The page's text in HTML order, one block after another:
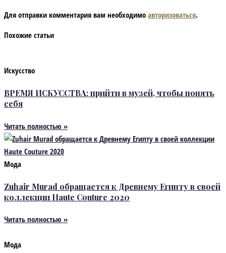
Для отправки комментария вам необходимо авторизоваться.
Похожие статьи
Искусство
ВРЕМЯ ИСКУССТВА: прийти в музей, чтобы понять
себя
Читать полностью »
Мода
Zuhair Murad обращается к Древнему Египту в своей
коллекции Haute Couture 2020
Читать полностью »
Мода